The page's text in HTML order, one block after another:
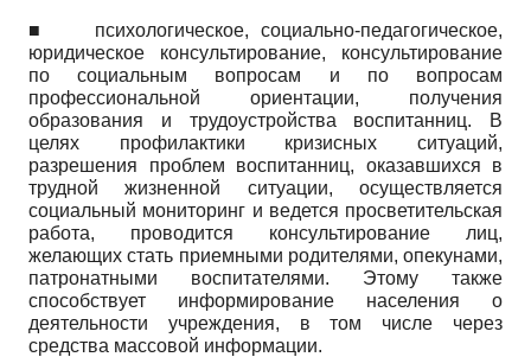
■ психологическое, социально-педагогическое,
юридическое консультирование, консультирование
по социальным вопросам и по вопросам
профессиональной ориентации, получения
образования и трудоустройства воспитанниц. В
целях профилактики кризисных ситуаций,
разрешения проблем воспитанниц, оказавшихся в
трудной жизненной ситуации, осуществляется
социальный мониторинг и ведется просветительская
работа, проводится консультирование лиц,
желающих стать приемными родителями, опекунами,
патронатными воспитателями. Этому также
способствует информирование населения о
деятельности учреждения, в том числе через
средства массовой информации.